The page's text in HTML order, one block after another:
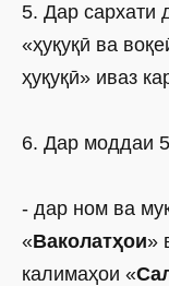
5. Дар сархати
«ҳуқуқӣ ва
ҳуқуқӣ» иваз
6. Дар моддаи
- дар ном ва
«Ваколатҳои»
калимаҳои «